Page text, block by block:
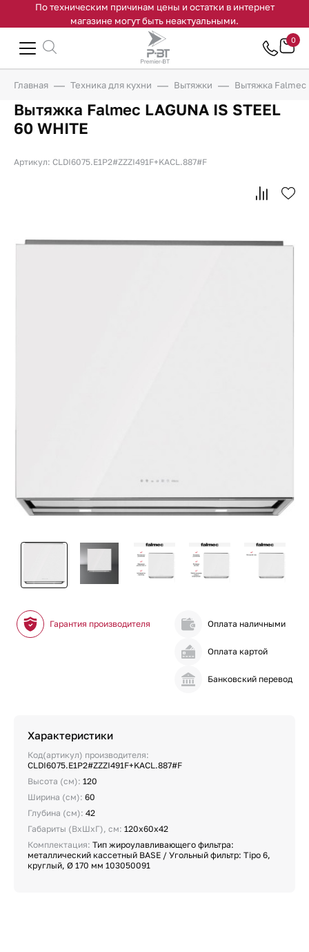
По техническим причинам цены и остатки в интернет
магазине могут быть неактуальными.
0
Главная Техника для кухни Вытяжки Вытяжка Falmec
Вытяжка Falmec LAGUNA IS STEEL
60 WHITE
Артикул: CLDI6075.E1P2#ZZZI491F+KACL.887#F
Гарантия производителя Оплата наличными
Оплата картой
Банковский перевод
Характеристики
Код(артикул) производителя:
CLDI6075.E1P2#ZZZI491F+KACL.887#F
Высота (см): 120
Ширина (см): 60
Глубина (см): 42
Габариты (ВхШхГ), см: 120х60х42
Комплектация: Тип жироулавливающего фильтра:
металлический кассетный BASE / Угольный фильтр: Tipo 6,
круглый, Ø 170 мм 103050091